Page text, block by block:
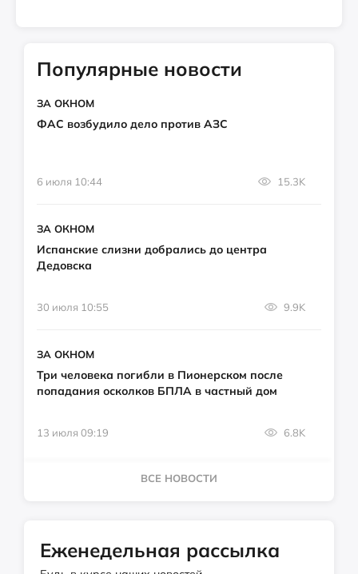
Популярные новости
ЗА ОКНОМ
ФАС возбудило дело против АЗС
6 июля 10:44 15.3K
ЗА ОКНОМ
Испанские слизни добрались до центра
Дедовска
30 июля 10:55 9.9K
ЗА ОКНОМ
Три человека погибли в Пионерском после
попадания осколков БПЛА в частный дом
13 июля 09:19 6.8K
ВСЕ НОВОСТИ
Еженедельная рассылка